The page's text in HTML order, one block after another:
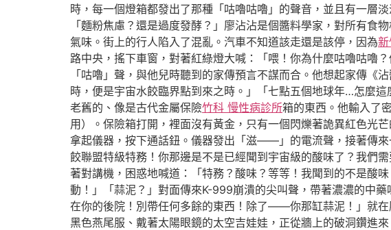
時，每一個燈箱都發出了那種「咕嚕咕嚕」的聲音，並且有一層
「麵粉焦慮？還是過度發酵？」廖沾沾是個醬料學家，對所有
氣味。街上的行人陷入了混亂。汽車不知道該走還是該停，因為
路中央，搖下車窗，對著紅綠燈大喊：「喂！你為什麼咕嚕咕嚕
「咕嚕」聲，與他兒時聽到的家傳預言不謀而合。他想起家傳
時，便是宇宙水餃臨界點到來之時。」「七點五個地球年…怎麼
老舊的、像是古代金屬保險竹科 慢性病診所箱的東西。他輸入了
用）。保險箱打開，裡面沒有黃金，只有一個閃爍著詭異紅色光
拿起儀器，按下通話鈕。儀器發出「滋——」的電流聲，接著傳
餃聯盟特級特務！你那邊是不是已經聞到宇宙級的酸味了？我們
著對講機，困惑地喊道：「特務？酸味？等等！我聞到的不是酸
動！」「蒜泥？」對面傳來K-999崩潰的尖叫聲，帶著濃濃的中
在你的後院！別帶任何多餘的東西！除了——你那缸蒜泥！」就
黑色燕尾服、戴著太陽眼鏡的太空吉娃娃，正從牆上的破洞鑽進